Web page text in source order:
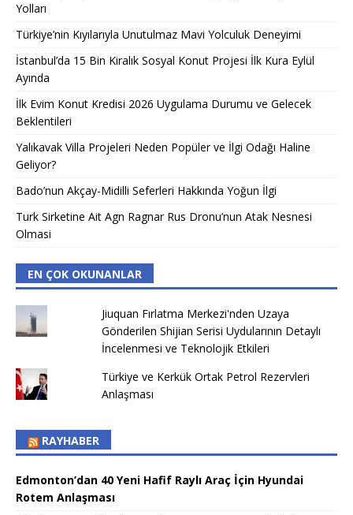
Yolları
Türkiye’nin Kıyılarıyla Unutulmaz Mavi Yolculuk Deneyimi
İstanbul’da 15 Bin Kiralık Sosyal Konut Projesi İlk Kura Eylül
Ayında
İlk Evim Konut Kredisi 2026 Uygulama Durumu ve Gelecek
Beklentileri
Yalıkavak Villa Projeleri Neden Popüler ve İlgi Odağı Haline
Geliyor?
Bado’nun Akçay-Midilli Seferleri Hakkında Yoğun İlgi
Turk Sirketine Ait Agn Ragnar Rus Dronu’nun Atak Nesnesi
Olmasi
EN ÇOK OKUNANLAR
Jiuquan Fırlatma Merkezi'nden Uzaya
Gönderilen Shijian Serisi Uydularının Detaylı
İncelenmesi ve Teknolojik Etkileri
Türkiye ve Kerkük Ortak Petrol Rezervleri
Anlaşması
RAYHABER
Edmonton’dan 40 Yeni Hafif Raylı Araç İçin Hyundai
Rotem Anlaşması